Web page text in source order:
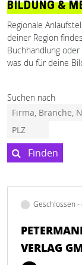
BILDUNG &
Regionale
deiner Region
Buchhandlung
was du für deine
Suchen nach
Finden
Geschlossen
VERLAG